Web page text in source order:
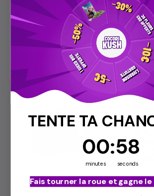
8,40 €
Aperçu
10,40 €

10-OH+ +
10-OH+ BOX MAGIC FARMERS
FLEUR 10-OH+
MISTER
TENTE TA
Countdown
0
00
minutes
: 57
57
seconds
Fais tourner la roue et gagne le